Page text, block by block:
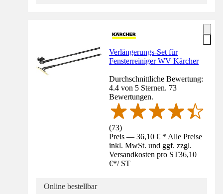
Verlängerungs-Set für
Fensterreiniger WV Kärcher
Durchschnittliche Bewertung:
4.4 von 5 Sternen. 73
Bewertungen.
(73)
Preis — 36,10 € * Alle Preise
inkl. MwSt. und ggf. zzgl.
Versandkosten pro ST36,10
€*/ ST
Online bestellbar